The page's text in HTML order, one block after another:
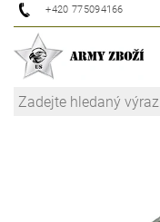
+420 775094166